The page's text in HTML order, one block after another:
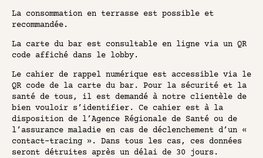
La consommation en terrasse est possible et
recommandée.
La carte du bar est consultable en ligne via un QR
code affiché dans le lobby.
Le cahier de rappel numérique est accessible via le
QR code de la carte du bar. Pour la sécurité et la
santé de tous, il est demandé à notre clientèle de
bien vouloir s’identifier. Ce cahier est à la
disposition de l’Agence Régionale de Santé ou de
l’assurance maladie en cas de déclenchement d’un «
contact-tracing ». Dans tous les cas, ces données
seront détruites après un délai de 30 jours.